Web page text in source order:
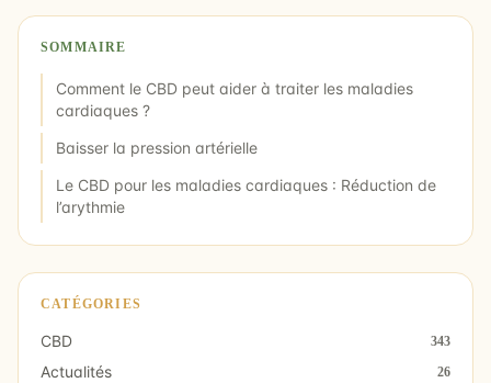
SOMMAIRE
Comment le CBD peut aider à traiter les maladies
cardiaques ?
Baisser la pression artérielle
Le CBD pour les maladies cardiaques : Réduction de
l’arythmie
CATÉGORIES
CBD 343
Actualités 26